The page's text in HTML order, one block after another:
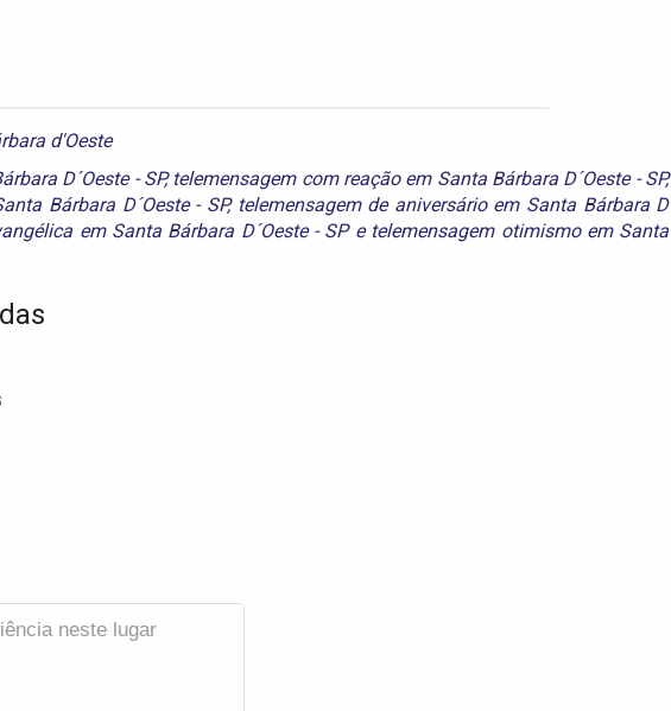
d'Oeste
D´Oeste - SP, telemensagem com reação em Santa Bárbara D´Oeste - SP,
Bárbara D´Oeste - SP, telemensagem de aniversário em Santa Bárbara D
em Santa Bárbara D´Oeste - SPe telemensagem otimismo em Santa